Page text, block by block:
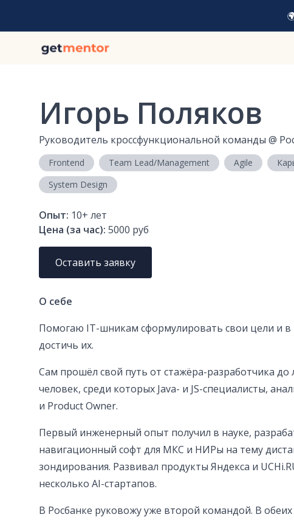
Игорь Поляков
Руководитель кроссфункциональной команды @
Frontend Team Lead/Management Agile
System Design
Опыт: 10+ лет
Цена (за час): 5000 руб
Оставить заявку
О себе
Помогаю IT-шникам сформулировать свои цели и в
достичь их.
Сам прошёл свой путь от стажёра-разработчика до
человек, среди которых Java- и JS-специалисты,
и Product Owner.
Первый инженерный опыт получил в науке,
навигационный софт для МКС и НИРы на тему
зондирования. Развивал продукты Яндекса и
несколько AI-стартапов.
В Росбанке руковожу уже второй командой. В